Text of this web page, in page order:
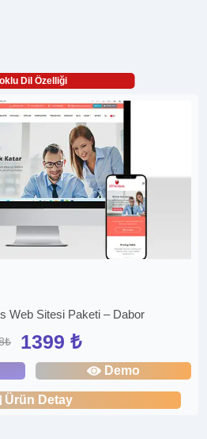
Dil Özelliği
Web Sitesi Paketi – Dabor
1399 ₺
Demo
Ürün Detay